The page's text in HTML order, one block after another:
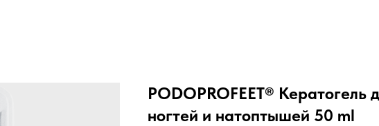
PODOPROFEET® Кератогель
ногтей и натоптышей 50 ml